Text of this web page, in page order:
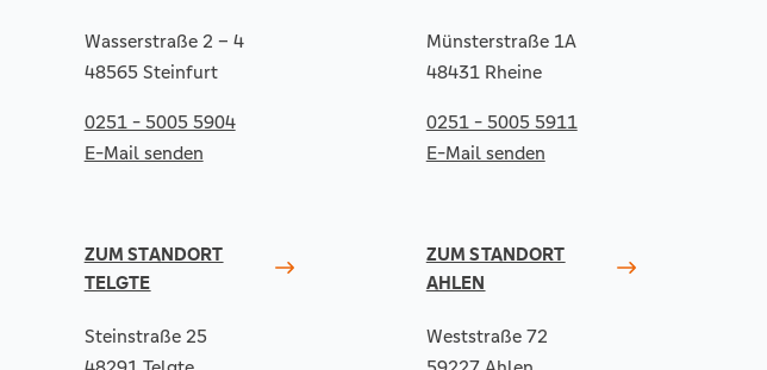
Wasserstraße 2 – 4
48565 Steinfurt
0251 - 5005 5904
E-Mail senden
Münsterstraße 1A
48431 Rheine
0251 - 5005 5911
E-Mail senden
ZUM STANDORT
TELGTE
Steinstraße 25
ZUM STANDORT
AHLEN
Weststraße 72